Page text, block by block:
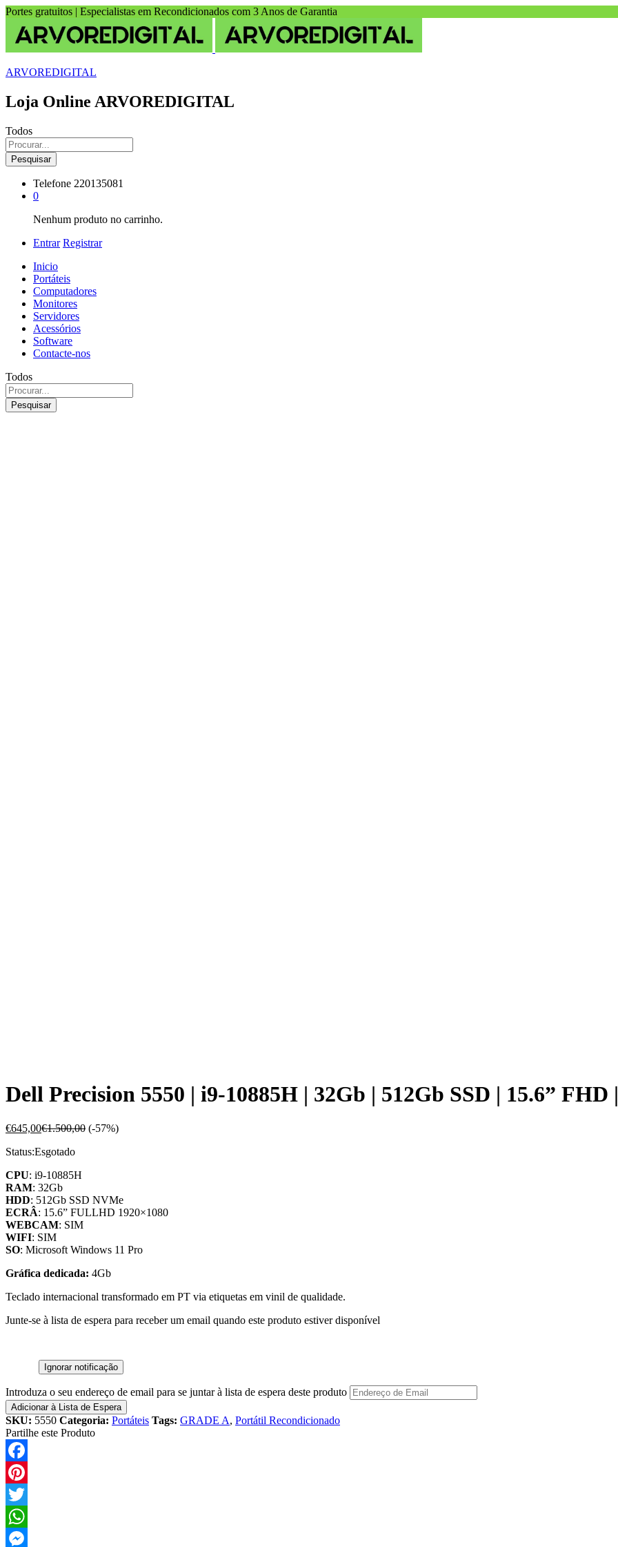
Portes gratuitos | Especialistas em Recondicionados com 3 Anos de Garantia
ARVOREDIGITAL
Loja Online ARVOREDIGITAL
Todos
Pesquisar
Telefone 220135081
0
Nenhum produto no carrinho.
Entrar Registrar
Inicio
Portáteis
Computadores
Monitores
Servidores
Acessórios
Software
Contacte-nos
Todos
Pesquisar
Dell Precision 5550 | i9-10885H | 32Gb | 512Gb SSD | 15.6” FHD
€645,00€1.500,00 (-57%)
Status:Esgotado
CPU: i9-10885H
RAM: 32Gb
HDD: 512Gb SSD NVMe
ECRÂ: 15.6” FULLHD 1920×1080
WEBCAM: SIM
WIFI: SIM
SO: Microsoft Windows 11 Pro
Gráfica dedicada: 4Gb
Teclado internacional transformado em PT via etiquetas em vinil de qualidade.
Junte-se à lista de espera para receber um email quando este produto estiver disponível
Ignorar notificação
Introduza o seu endereço de email para se juntar à lista de espera deste produto
Adicionar à Lista de Espera
SKU: 5550 Categoria: Portáteis Tags: GRADE A, Portátil Recondicionado
Partilhe este Produto
Facebook
Pinterest
Twitter
WhatsApp